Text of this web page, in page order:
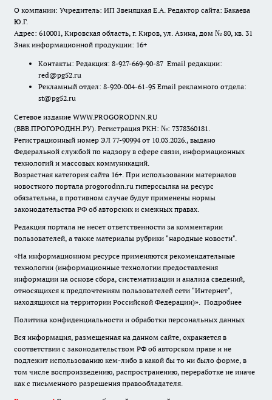
О компании: Учредитель: ИП Звеняцкая Е.А. Редактор сайта: Бакаева
Ю.Г.
Адрес: 610001, Кировская область, г. Киров, ул. Азина, дом № 80, кв. 31
Знак информационной продукции: 16+
Контакты: Редакция: 8-927-669-90-87 Email редакции:
red@pg52.ru
Рекламный отдел: 8-920-004-61-95 Email рекламного отдела:
st@pg52.ru
Сетевое издание WWW.PROGORODNN.RU
(ВВВ.ПРОГОРОДНН.РУ). Регистрация РКН: №: 7378360181.
Регистрационный номер ЭЛ 77-90994 от 10.03.2026., выдано
Федеральной службой по надзору в сфере связи, информационных
технологий и массовых коммуникаций.
Возрастная категория сайта 16+. При использовании материалов
новостного портала progorodnn.ru гиперссылка на ресурс
обязательна, в противном случае будут применены нормы
законодательства РФ об авторских и смежных правах.
Редакция портала не несет ответственности за комментарии
пользователей, а также материалы рубрики "народные новости".
«На информационном ресурсе применяются рекомендательные
технологии (информационные технологии предоставления
информации на основе сбора, систематизации и анализа сведений,
относящихся к предпочтениям пользователей сети "Интернет",
находящихся на территории Российской Федерации)». Подробнее
Политика конфиденциальности и обработки персональных данных
Вся информация, размещенная на данном сайте, охраняется в
соответствии с законодательством РФ об авторском праве и не
подлежит использованию кем-либо в какой бы то ни было форме, в
том числе воспроизведению, распространению, переработке не иначе
как с письменного разрешения правообладателя.